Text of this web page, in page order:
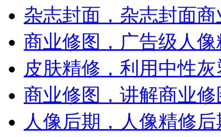
杂志封面，杂志封面
商业修图，广告级人
皮肤精修，利用中性
商业修图，讲解商业
人像后期，人像精修